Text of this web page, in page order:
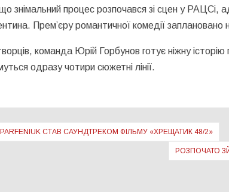
знімальний процес розпочався зі сцен у РАЦСі,
Прем’єру романтичної комедії
команда Юрій Горбунов готує ніжну історію
одразу чотири сюжетні лінії.
СТАВ САУНДТРЕКОМ ФІЛЬМУ «ХРЕЩАТИК 48/2»
РОЗПОЧАТО